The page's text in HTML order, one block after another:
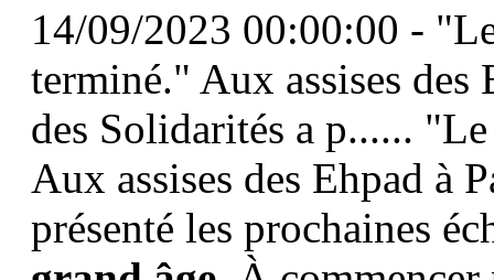
14/09/2023 00:00:00 -
terminé." Aux assises des
des Solidarités a p......
Aux assises des Ehpad à
présenté les prochaines